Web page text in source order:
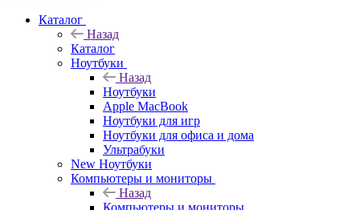
Каталог
Назад
Каталог
Ноутбуки
Назад
Ноутбуки
Apple MacBook
Ноутбуки для игр
Ноутбуки для офиса и дома
Ультрабуки
New Ноутбуки
Компьютеры и мониторы
Назад
Компьютеры и мониторы